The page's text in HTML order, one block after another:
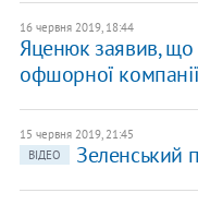
16 червня 2019, 18:44
Яценюк заявив, що
офшорної компанії
15 червня 2019, 21:45
ВІДЕО
Зеленський